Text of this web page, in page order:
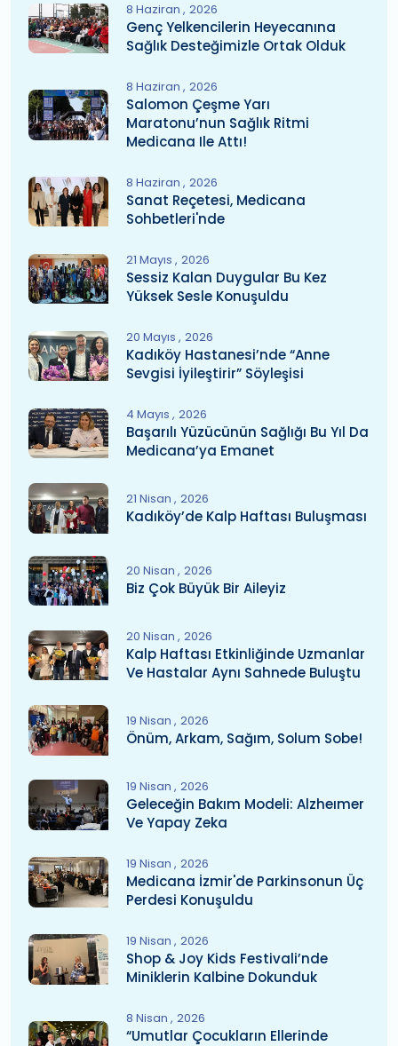
8 Haziran 2026
Genç Yelkencilerin Heyecanına
Sağlık Desteğimizle Ortak Olduk
8 Haziran 2026
Salomon Çeşme Yarı
Maratonu’nun Sağlık Ritmi
Medicana Ile Attı!
8 Haziran 2026
Sanat Reçetesi, Medicana
Sohbetleri'nde
21 Mayıs 2026
Sessiz Kalan Duygular Bu Kez
Yüksek Sesle Konuşuldu
20 Mayıs 2026
Kadıköy Hastanesi’nde “Anne
Sevgisi İyileştirir” Söyleşisi
4 Mayıs 2026
Başarılı Yüzücünün Sağlığı Bu Yıl Da
Medicana’ya Emanet
21 Nisan 2026
Kadıköy’de Kalp Haftası Buluşması
20 Nisan 2026
Biz Çok Büyük Bir Aileyiz
20 Nisan 2026
Kalp Haftası Etkinliğinde Uzmanlar
Ve Hastalar Aynı Sahnede Buluştu
19 Nisan 2026
Önüm, Arkam, Sağım, Solum Sobe!
19 Nisan 2026
Geleceğin Bakım Modeli: Alzheımer
Ve Yapay Zeka
19 Nisan 2026
Medicana İzmir'de Parkinsonun Üç
Perdesi Konuşuldu
19 Nisan 2026
Shop & Joy Kids Festivali’nde
Miniklerin Kalbine Dokunduk
8 Nisan 2026
“Umutlar Çocukların Ellerinde